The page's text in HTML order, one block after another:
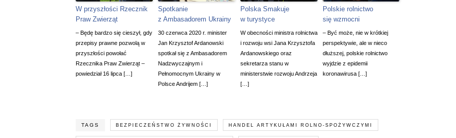
W przyszłości Rzecznik
Praw Zwierząt
– Będę bardzo się cieszył, gdy
przepisy prawne pozwolą w
przyszłości powołać
Rzecznika Praw Zwierząt –
powiedział 16 lipca […]
Spotkanie
z Ambasadorem Ukrainy
30 czerwca 2020 r. minister
Jan Krzysztof Ardanowski
spotkał się z Ambasadorem
Nadzwyczajnym i
Pełnomocnym Ukrainy w
Polsce Andrijem […]
Polska Smakuje
w turystyce
W obecności ministra rolnictwa
i rozwoju wsi Jana Krzysztofa
Ardanowskiego oraz
sekretarza stanu w
ministerstwie rozwoju Andrzeja
[…]
Polskie rolnictwo
się wzmocni
– Być może, nie w krótkiej
perspektywie, ale w nieco
dłuższej, polskie rolnictwo
wyjdzie z epidemii
koronawirusa […]
TAGS BEZPIECZEŃSTWO ŻYWNOŚCI HANDEL ARTYKUŁAMI ROLNO-SPOŻYWCZYMI